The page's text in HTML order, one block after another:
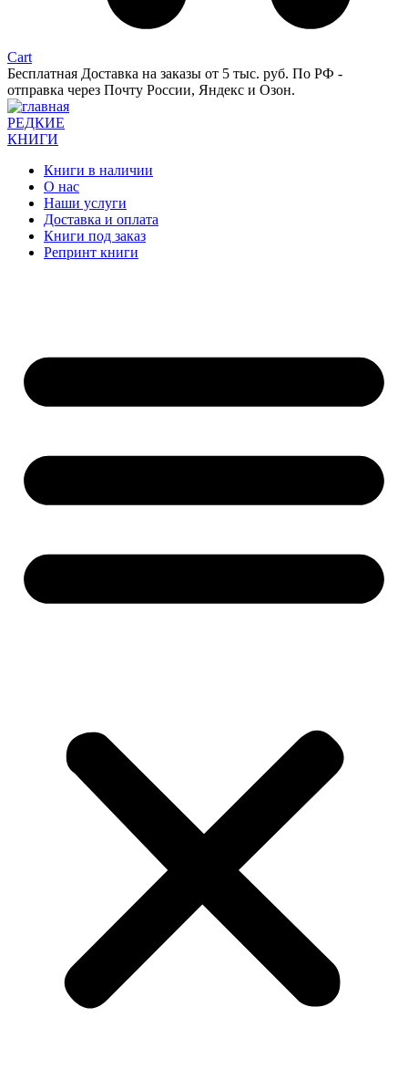
Cart
Бесплатная Доставка на заказы от 5 тыс. руб. По РФ -
отправка через Почту России, Яндекс и Озон.
РЕДКИЕ
КНИГИ
Книги в наличии
О нас
Наши услуги
Доставка и оплата
Книги под заказ
Репринт книги